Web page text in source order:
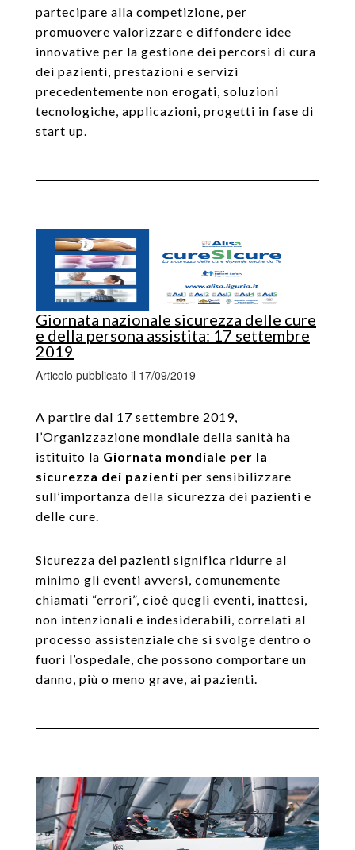
partecipare alla competizione, per
promuovere valorizzare e diffondere idee
innovative per la gestione dei percorsi di cura
dei pazienti, prestazioni e servizi
precedentemente non erogati, soluzioni
tecnologiche, applicazioni, progetti in fase di
start up.
Giornata nazionale sicurezza delle cure
e della persona assistita: 17 settembre
2019
Articolo pubblicato il 17/09/2019
A partire dal 17 settembre 2019,
l’Organizzazione mondiale della sanità ha
istituito la Giornata mondiale per la
sicurezza dei pazienti per sensibilizzare
sull’importanza della sicurezza dei pazienti e
delle cure.
Sicurezza dei pazienti significa ridurre al
minimo gli eventi avversi, comunemente
chiamati “errori”, cioè quegli eventi, inattesi,
non intenzionali e indesiderabili, correlati al
processo assistenziale che si svolge dentro o
fuori l’ospedale, che possono comportare un
danno, più o meno grave, ai pazienti.